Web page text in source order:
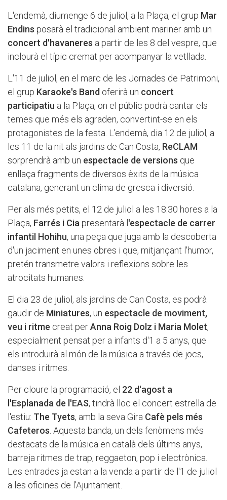
L'endemà, diumenge 6 de juliol, a la Plaça, el grup Mar
Endins posarà el tradicional ambient mariner amb un
concert d'havaneres a partir de les 8 del vespre, que
inclourà el típic cremat per acompanyar la vetllada.
L'11 de juliol, en el marc de les Jornades de Patrimoni,
el grup Karaoke's Band oferirà un concert
participatiu a la Plaça, on el públic podrà cantar els
temes que més els agraden, convertint-se en els
protagonistes de la festa. L'endemà, dia 12 de juliol, a
les 11 de la nit als jardins de Can Costa, ReCLAM
sorprendrà amb un espectacle de versions que
enllaça fragments de diversos èxits de la música
catalana, generant un clima de gresca i diversió.
Per als més petits, el 12 de juliol a les 18:30 hores a la
Plaça, Farrés i Cia presentarà l 'espectacle de carrer
infantil Hohihu, una peça que juga amb la descoberta
d'un jaciment en unes obres i que, mitjançant l'humor,
pretén transmetre valors i reflexions sobre les
atrocitats humanes.
El dia 23 de juliol, als jardins de Can Costa, es podrà
gaudir de Miniatures, un espectacle de moviment,
veu i ritme creat perAnna Roig Dolz i Maria Molet,
especialment pensat per a infants d'1 a 5 anys, que
els introduirà al món de la música a través de jocs,
danses i ritmes.
Per cloure la programació, el 22 d'agost a
l'Esplanada de l'EAS, tindrà lloc el concert estrella de
l'estiu: The Tyets, amb la seva Gira Cafè pels més
Cafeteros . Aquesta banda, un dels fenòmens més
destacats de la música en català dels últims anys,
barreja ritmes de trap, reggaeton, pop i electrònica.
Les entrades ja estan a la venda a partir de l'1 de juliol
a les oficines de l'Ajuntament.